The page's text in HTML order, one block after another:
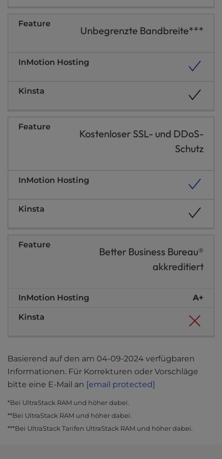
Unbegrenzte Bandbreite***
Kostenloser SSL- und DDoS-
Schutz
Better Business Bureau®
akkreditiert
A+
Basierend auf den am 04-09-2024 verfügbaren
Informationen. Für Korrekturen oder Vorschläge
bitte eine E-Mail an [email protected]
*Bei UltraStack RAM und höher dabei.
**Bei UltraStack RAM und höher dabei.
***Bei UltraStack Tarifen UltraStack RAM und höher dabei.